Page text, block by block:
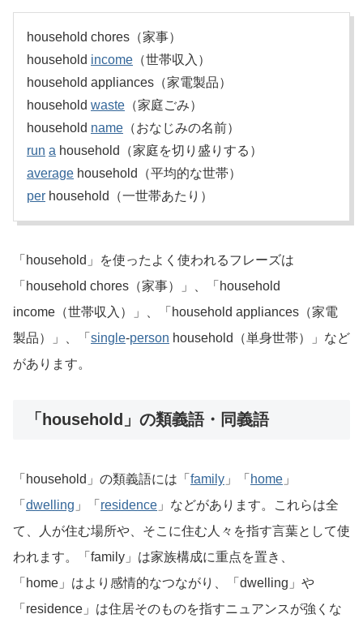
household chores（家事）
household income （世帯収入）
household appliances（家電製品）
household waste （家庭ごみ）
household name （おなじみの名前）
run a household（家庭を切り盛りする）
average household（平均的な世帯）
per household（一世帯あたり）
「household」を使ったよく使われるフレーズは
「household chores（家事）」、「household
income（世帯収入）」、「household appliances（家電
製品）」、「 single-person household（単身世帯）」など
があります。
「household」の類義語・同義語
「household」の類義語には「 family 」「 home 」
「 dwelling 」「 residence 」などがあります。これらは全
て、人が住む場所や、そこに住む人々を指す言葉として使
われます。「family」は家族構成に重点を置き、
「home」はより感情的なつながり、「dwelling」や
「residence」は住居そのものを指すニュアンスが強くな